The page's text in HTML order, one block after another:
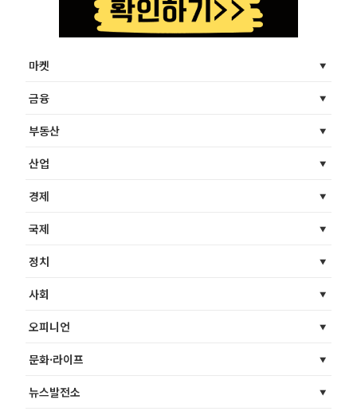
마켓
금융
부동산
산업
경제
국제
정치
사회
오피니언
문화·라이프
뉴스발전소